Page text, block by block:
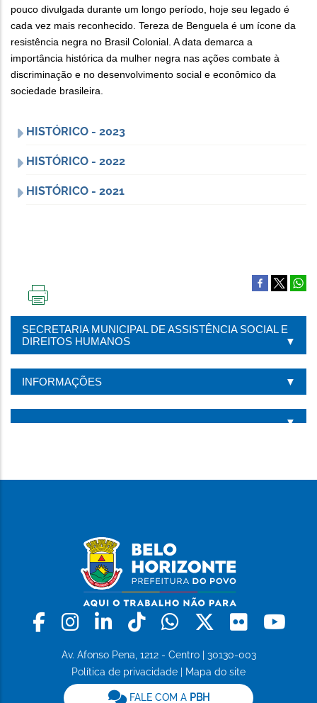
pouco divulgada durante um longo período, hoje seu legado é
cada vez mais reconhecido. Tereza de Benguela é um ícone da
resistência negra no Brasil Colonial. A data demarca a
importância histórica da mulher negra nas ações combate à
discriminação e no desenvolvimento social e econômico da
sociedade brasileira.
HISTÓRICO - 2023
HISTÓRICO - 2022
HISTÓRICO - 2021
PÁGINA
SECRETARIA MUNICIPAL DE ASSISTÊNCIA SOCIAL E
DIREITOS HUMANOS
INFORMAÇÕES
Facebook
Instagram
LinkedinTiktokWhatsapp
X Flickr
Av. Afonso Pena, 1212 - Centro | 30130-003
Política de privacidade
Mapa do site
FALE COM A PBH